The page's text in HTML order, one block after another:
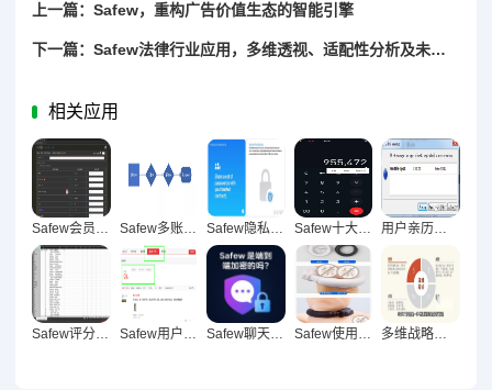
上一篇：Safew，重构广告价值生态的智能引擎
下一篇：Safew法律行业应用，多维透视、适配性分析及未来展望
相关应用
Safew多账号管理策略全流程深度解析，从入门到精通指南 Safew十大实用隐藏功能深度揭秘
Safew评分驱动下的多维安全评估体系创新实践与未来展望 Safew用户口碑多维解码，品牌发展密码深度揭秘 Safew聊天体验全维度评测，揭秘新一代智能社交平台革新实践 Safew使用体验深度解析，功能体验与场景适配全方位总结 多维战略解码，Safew行业定位的价值重构路径